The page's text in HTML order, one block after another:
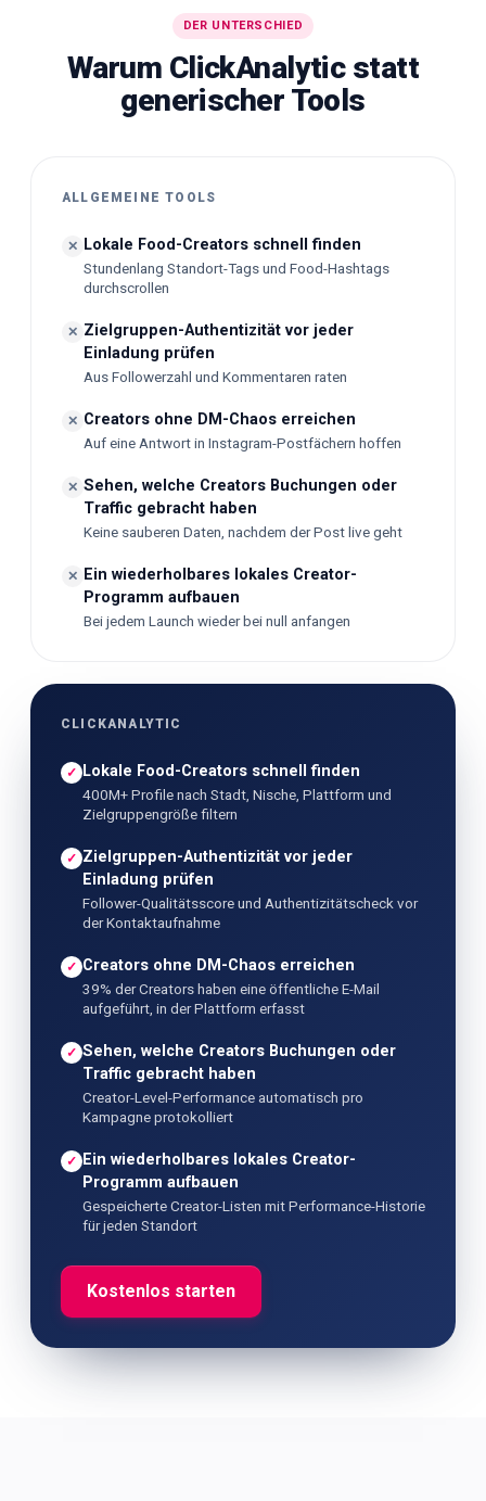
DER UNTERSCHIED
Warum ClickAnalytic statt
generischer Tools
ALLGEMEINE TOOLS
✕ Lokale Food-Creators schnell finden
Stundenlang Standort-Tags und Food-Hashtags
durchscrollen
✕ Zielgruppen-Authentizität vor jeder
Einladung prüfen
Aus Followerzahl und Kommentaren raten
✕ Creators ohne DM-Chaos erreichen
Auf eine Antwort in Instagram-Postfächern hoffen
✕ Sehen, welche Creators Buchungen oder
Traffic gebracht haben
Keine sauberen Daten, nachdem der Post live geht
✕
Ein wiederholbares lokales Creator-
Programm aufbauen
Bei jedem Launch wieder bei null anfangen
CLICKANALYTIC
✓ Lokale Food-Creators schnell finden
400M+ Profile nach Stadt, Nische, Plattform und
Zielgruppengröße filtern
✓ Zielgruppen-Authentizität vor jeder
Einladung prüfen
Follower-Qualitätsscore und Authentizitätscheck vor
der Kontaktaufnahme
✓ Creators ohne DM-Chaos erreichen
39% der Creators haben eine öffentliche E-Mail
aufgeführt, in der Plattform erfasst
✓ Sehen, welche Creators Buchungen oder
Traffic gebracht haben
Creator-Level-Performance automatisch pro
Kampagne protokolliert
✓
Ein wiederholbares lokales Creator-
Programm aufbauen
Gespeicherte Creator-Listen mit Performance-Historie
für jeden Standort
Kostenlos starten